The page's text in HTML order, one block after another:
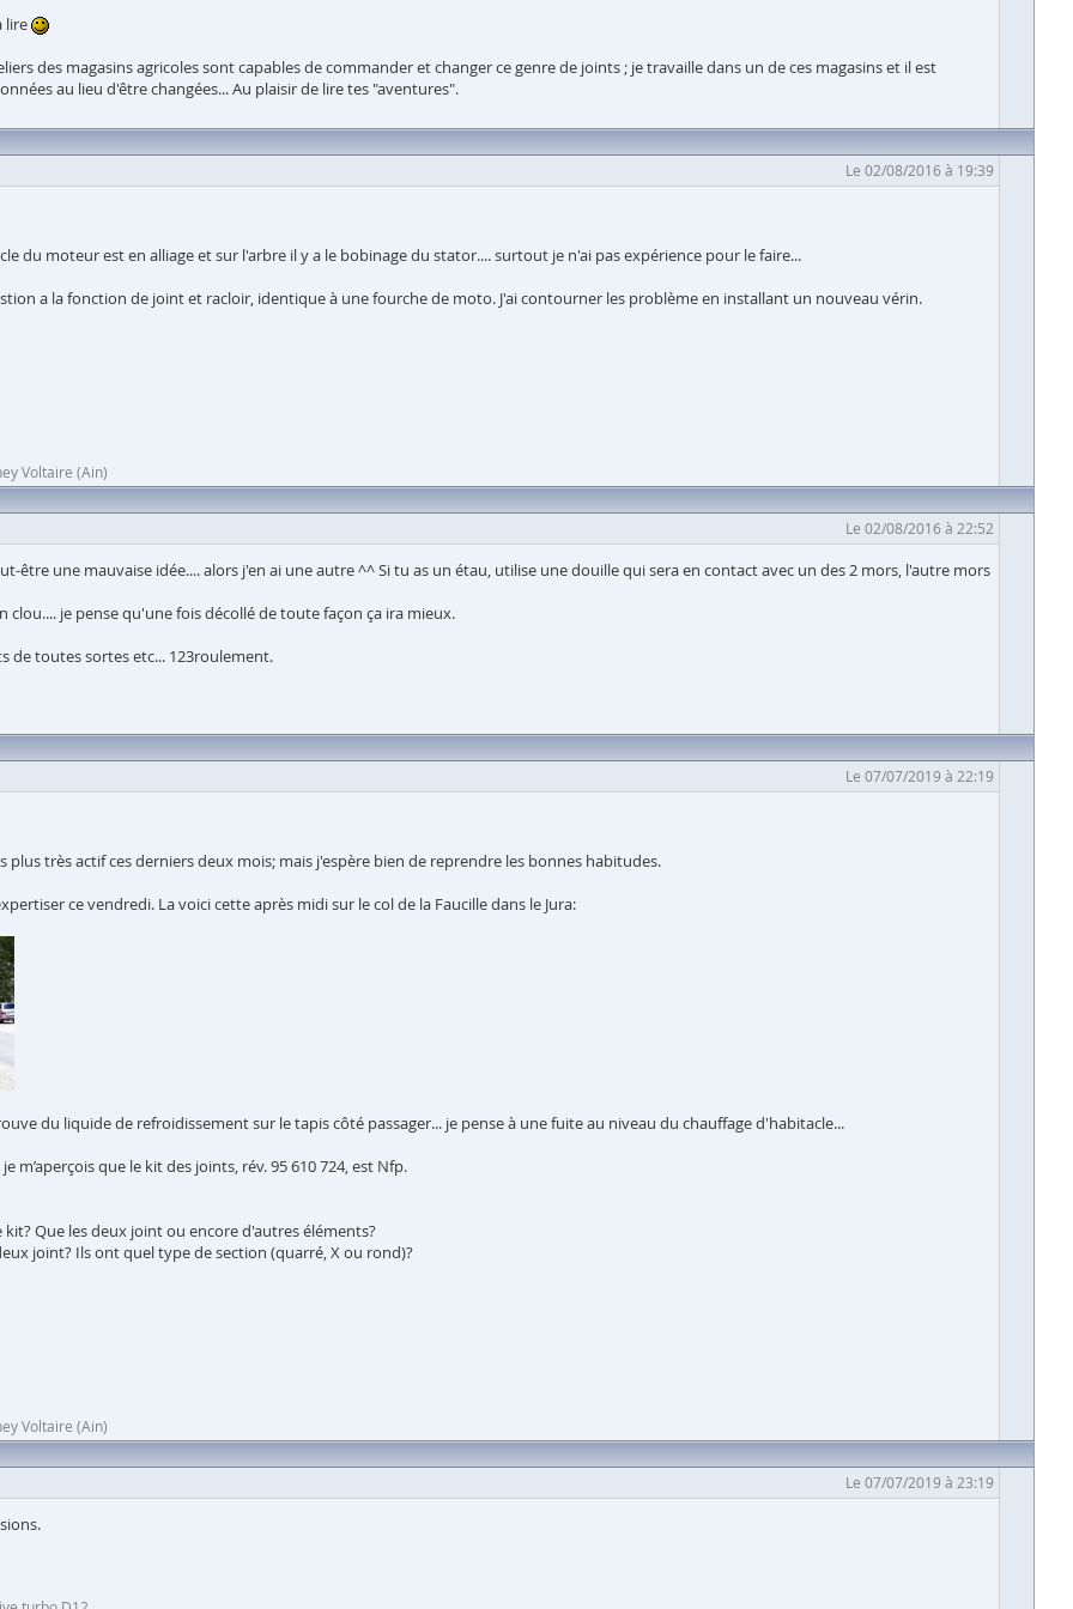
lire
des magasins agricoles sont capables de commander et changer ce genre de joints ; je travaille dans un de ces magasins et il est
au lieu d'être changées... Au plaisir de lire tes "aventures".
Le 02/08/2016 à 19:39
du moteur est en alliage et sur l'arbre il y a le bobinage du stator.... surtout je n'ai pas expérience pour le faire...
a la fonction de joint et racloir, identique à une fourche de moto. J'ai contourner les problème en installant un nouveau vérin.
Voltaire (Ain)
Le 02/08/2016 à 22:52
être une mauvaise idée.... alors j'en ai une autre ^^ Si tu as un étau, utilise une douille qui sera en contact avec un des 2 mors, l'autre mors
je pense qu'une fois décollé de toute façon ça ira mieux.
de toutes sortes etc... 123roulement.
Le 07/07/2019 à 22:19
très actif ces derniers deux mois; mais j'espère bien de reprendre les bonnes habitudes.
ce vendredi. La voici cette après midi sur le col de la Faucille dans le Jura:
du liquide de refroidissement sur le tapis côté passager... je pense à une fuite au niveau du chauffage d'habitacle...
m’aperçois que le kit des joints, rév. 95 610 724, est Nfp.
Que les deux joint ou encore d'autres éléments?
joint? Ils ont quel type de section (quarré, X ou rond)?
Voltaire (Ain)
Le 07/07/2019 à 23:19